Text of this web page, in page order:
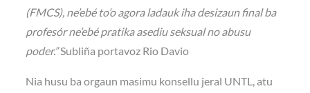
(FMCS), ne’ebé to’o agora ladauk iha desizaun final ba
profesór ne’ebé pratika asediu seksual no abusu
poder.”Subliña portavoz Rio Davio
Nia husu ba orgaun masimu konsellu jeral UNTL, atu